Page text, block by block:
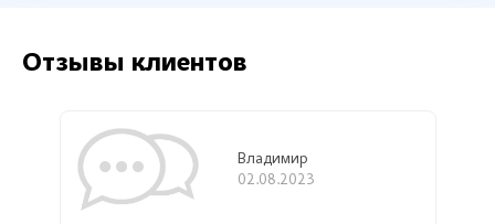
Отзывы клиентов
Владимир
02.08.2023